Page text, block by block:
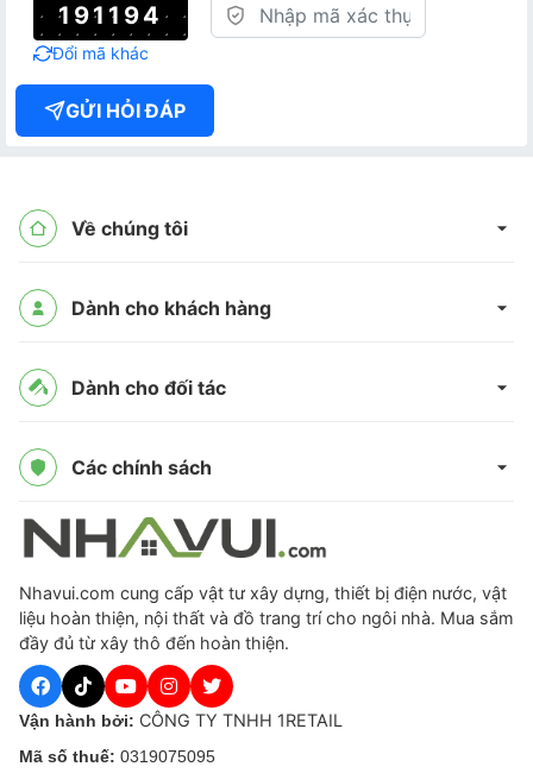
191194
Đổi mã khác
GỬI HỎI ĐÁP
Về chúng tôi
Dành cho khách hàng
Dành cho đối tác
Các chính sách
Nhavui.com cung cấp vật tư xây dựng, thiết bị điện nước, vật
liệu hoàn thiện, nội thất và đồ trang trí cho ngôi nhà. Mua sắm
đầy đủ từ xây thô đến hoàn thiện.
Vận hành bởi: CÔNG TY TNHH 1RETAIL
Mã số thuế: 0319075095